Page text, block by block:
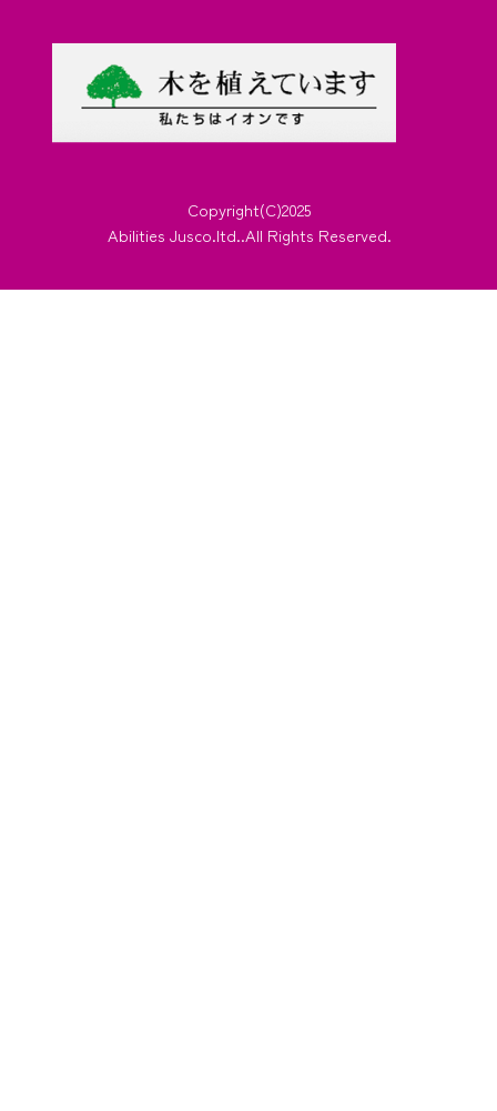
Copyright(C)2025
Abilities Jusco.ltd..All Rights Reserved.